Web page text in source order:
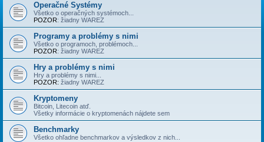
Operačné Systémy
Všetko o operačných systémoch...
POZOR: žiadny WAREZ
Programy a problémy s nimi
Všetko o programoch, problémoch...
POZOR: žiadny WAREZ
Hry a problémy s nimi
Hry a problémy s nimi...
POZOR: žiadny WAREZ
Kryptomeny
Bitcoin, Litecoin atď.
Všetky informácie o kryptomenách nájdete sem
Benchmarky
Všetko ohľadne benchmarkov a výsledkov z nich...